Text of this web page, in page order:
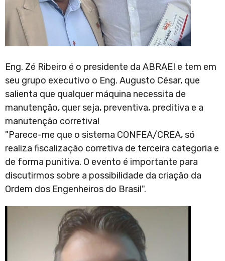
Eng. Zé Ribeiro é o presidente da ABRAEI e tem em
seu grupo executivo o Eng. Augusto César, que
salienta que qualquer máquina necessita de
manutenção, quer seja, preventiva, preditiva e a
manutenção corretiva!
"Parece-me que o sistema CONFEA/CREA, só
realiza fiscalização corretiva de terceira categoria e
de forma punitiva. O evento é importante para
discutirmos sobre a possibilidade da criação da
Ordem dos Engenheiros do Brasil".